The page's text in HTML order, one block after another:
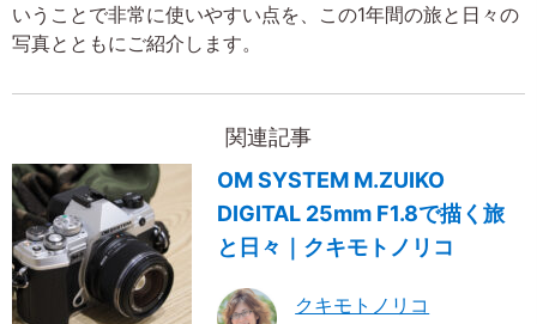
いうことで非常に使いやすい点を、この1年間の旅と日々の
写真とともにご紹介します。
関連記事
OM SYSTEM M.ZUIKO
DIGITAL 25mm F1.8で描く旅
と日々｜クキモトノリコ
クキモトノリコ